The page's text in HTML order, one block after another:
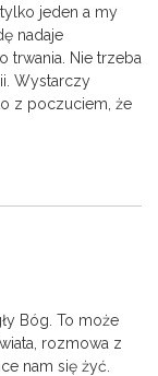
jeden a my
nadaje
trwania. Nie trzeba
Wystarczy
z poczuciem, że
Bóg. To może
rozmowa z
nam się żyć.